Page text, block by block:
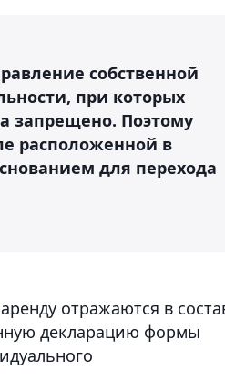
собственной
при которых
запрещено. Поэтому
расположенной в
для перехода
отражаются в
декларацию формы